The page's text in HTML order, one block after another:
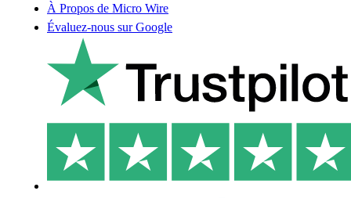
À Propos de Micro Wire
Évaluez-nous sur Google